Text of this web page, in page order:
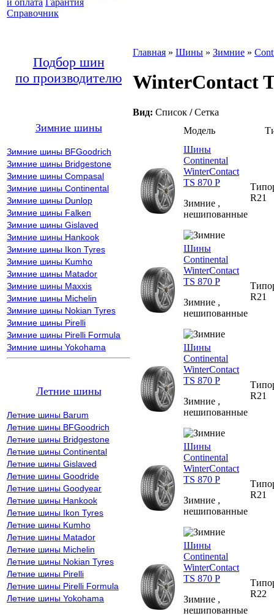
и оплата Гарантия
Справочник
Подбор шин
по производителю
Зимние шины
Зимние шины BFGoodrich
Зимние шины Bridgestone
Зимние шины Compasal
Зимние шины Continental
Зимние шины Dunlop
Зимние шины Falken
Зимние шины Gislaved
Зимние шины Hankook
Зимние шины Ikon Tyres
Зимние шины Kumho
Зимние шины Matador
Зимние шины Maxxis
Зимние шины Michelin
Зимние шины Nokian Tyres
Зимние шины Pirelli
Зимние шины Pirelli Formula
Зимние шины Yokohama
Летние шины
Летние шины Barum
Летние шины BFGoodrich
Летние шины Bridgestone
Летние шины Continental
Летние шины Gislaved
Летние шины Goodride
Летние шины Goodyear
Летние шины Hankook
Летние шины Ikon Tyres
Летние шины Kumho
Летние шины Matador
Летние шины Michelin
Летние шины Nokian Tyres
Летние шины Pirelli
Летние шины Pirelli Formula
Летние шины Yokohama
Главная » Шины » Зимние »
WinterContact
Вид: Список / Сетка
Модель
Шины
Continental
WinterContact
TS 870 P
Зимние ,
нешипованные
R21
Шины
Continental
WinterContact
TS 870 P
Зимние ,
нешипованные
R21
Шины
Continental
WinterContact
TS 870 P
Зимние ,
нешипованные
R21
Шины
Continental
WinterContact
TS 870 P
Зимние ,
нешипованные
R21
Шины
Continental
WinterContact
TS 870 P
Зимние ,
нешипованные
R22